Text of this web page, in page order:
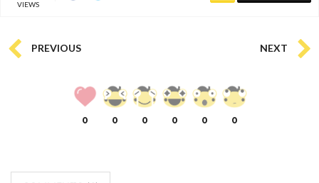
VIEWS
PREVIOUS NEXT
0 0 0 0 0 0